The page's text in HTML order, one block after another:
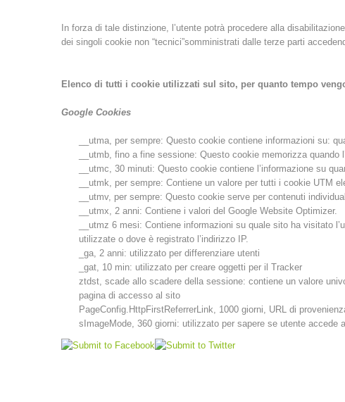
In forza di tale distinzione, l’utente potrà procedere alla
dei singoli cookie non “tecnici”somministrati dalle terze parti
Elenco di tutti i cookie utilizzati sul sito, per quanto tempo
Google Cookies
__utma, per sempre: Questo cookie contiene informazioni su:
__utmb, fino a fine sessione: Questo cookie memorizza
__utmc, 30 minuti: Questo cookie contiene l’informazione su
__utmk, per sempre: Contiene un valore per tutti i cookie UTM
__utmv, per sempre: Questo cookie serve per contenuti
__utmx, 2 anni: Contiene i valori del Google Website Optimizer.
__utmz 6 mesi: Contiene informazioni su quale sito ha visitato
utilizzate o dove è registrato l’indirizzo IP.
_ga, 2 anni: utilizzato per differenziare utenti
_gat, 10 min: utilizzato per creare oggetti per il Tracker
ztdst, scade allo scadere della sessione: contiene un valore
pagina di accesso al sito
PageConfig.HttpFirstReferrerLink, 1000 giorni, URL di
sImageMode, 360 giorni: utilizzato per sapere se utente accede